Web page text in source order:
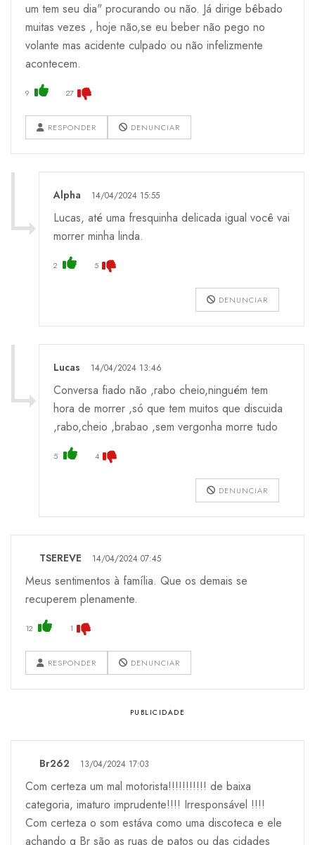
um tem seu dia" procurando ou não. Já dirige bêbado
muitas vezes , hoje não,se eu beber não pego no
volante mas acidente culpado ou não infelizmente
acontecem.
9 27
RESPONDER DENUNCIAR
Alpha 14/04/2024 15:55
Lucas, até uma fresquinha delicada igual você vai
morrer minha linda.
2 5
DENUNCIAR
Lucas 14/04/2024 13:46
Conversa fiado não ,rabo cheio,ninguém tem
hora de morrer ,só que tem muitos que discuida
,rabo,cheio ,brabao ,sem vergonha morre tudo
5 4
DENUNCIAR
TSEREVE 14/04/2024 07:45
Meus sentimentos à família. Que os demais se
recuperem plenamente.
12 1
RESPONDER DENUNCIAR
Br262 13/04/2024 17:03
Com certeza um mal motorista!!!!!!!!!!! de baixa
categoria, imaturo imprudente!!!! Irresponsável !!!!
Com certeza o som estáva como uma discoteca e ele
achando q Br são as ruas de patos ou das cidades